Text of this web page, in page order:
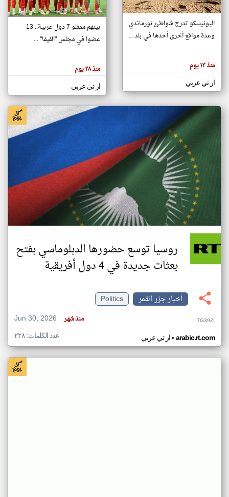
تغيير الدولة
اخبار جزر القمر على مدار الساعة
أهم اخبار جزر القمر العاجلة والمباشرة
هنا عن
وجهة
كاتبيها.
اليونيسكو تدرج شواطئ نورماندي
وعدة مواقع أخرى أحدها في بلد ...
منذ ١٣ يوم
ار تي عربي
بينهم ممثلو 7 دول عربية.. 13
عضوا في مجلس "الفيفا" ...
منذ ٢٨ يوم
ار تي عربي
روسيا توسع حضورها الدبلوماسي بفتح
بعثات جديدة في 4 دول أفريقية
اخبار جزر القمر
Politics
Jun 30, 2026
منذ شهر TG39ZI
ار تي عربي• arabic.rt.com عدد الكلمات: ٢٢٨
klyoum.com